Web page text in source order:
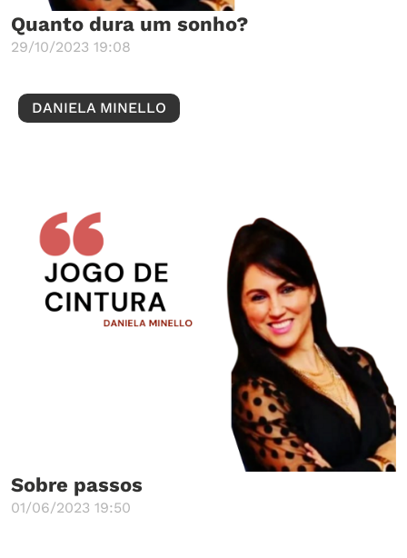
Quanto dura um sonho?
29/10/2023 19:08
DANIELA MINELLO
Sobre passos
01/06/2023 19:50